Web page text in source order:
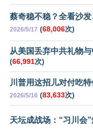
蔡奇稳不稳？全看沙发
2026/5/17 (68,006次)
从美国丢弃中共礼物
(66,991次)
川普用这招儿对付吃
2026/5/16 (83,633次)
天坛成战场：“习川会